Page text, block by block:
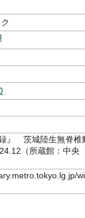
録』 茨城陸生無脊
（所蔵館：中